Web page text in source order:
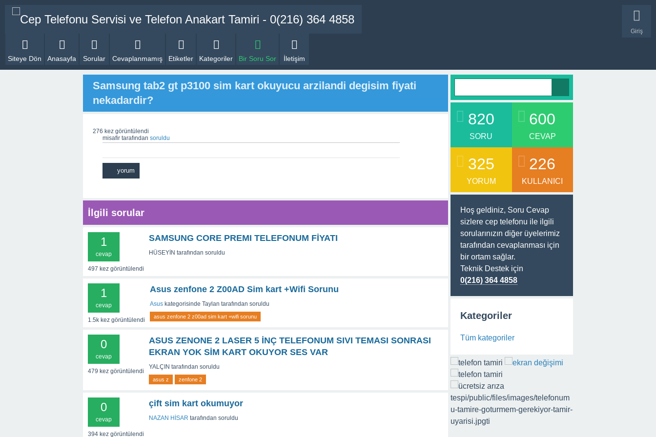
Giriş
Siteye Dön Anasayfa Sorular Cevaplanmamış Etiketler Kategoriler Bir Soru Sor İletişim
Samsung tab2 gt p3100 sim kart okuyucu arzilandi degisim fiyati
nekadardir?
276 kez görüntülendi
misafir tarafından soruldu
İlgili sorular
1
cevap
497 kez görüntülendi
SAMSUNG CORE PREMI TELEFONUM FİYATI
HÜSEYİN tarafından soruldu
1
cevap
1.5k kez görüntülendi
Asus zenfone 2 Z00AD Sim kart +Wifi Sorunu
Asus kategorisinde Taylan tarafından soruldu
asus zenfone 2 z00ad sim kart +wifi sorunu
0
cevap
479 kez görüntülendi
ASUS ZENONE 2 LASER 5 İNÇ TELEFONUM SIVI TEMASI SONRASI
EKRAN YOK SİM KART OKUYOR SES VAR
YALÇIN tarafından soruldu
asus z zenfone 2
0
cevap
394 kez görüntülendi
çift sim kart okumuyor
NAZAN HİSAR tarafından soruldu
820
SORU
600
CEVAP
325
YORUM
226
KULLANICI
Hoş geldiniz, Soru Cevap
sizlere cep telefonu ile ilgili
sorularınızın diğer üyelerimiz
tarafından cevaplanması için
bir ortam sağlar.
Teknik Destek için
0(216) 364 4858
Kategoriler
Tüm kategoriler